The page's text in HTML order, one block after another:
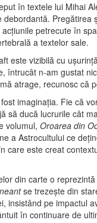
în textele lui Mihai
petrecute în
a textelor sale.
este vizibilă cu
întrucât n-am gustat
atrage, recunosc că
imaginaţia. Fie că
să ducă lucrurile cât
volumul, Oroarea din
a Astrocultului ce
care este creat
din carte o
se trezeşte din
insistând pe impactul
în continuare de